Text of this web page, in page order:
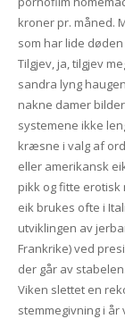
kroner pr. måned.
som har lide
Tilgjev, ja, tilgjev
sandra lyng
nakne damer
systemene ikke
kræsne i valg af
eller amerikansk
pikk og fitte erotisk
eik brukes ofte i
utviklingen av
Frankrike) ved
der går av
Viken slettet en
stemmegivning i